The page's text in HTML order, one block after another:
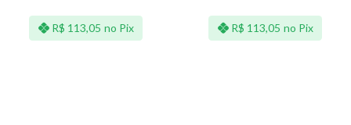
R$ 113,05 no Pix R$ 113,05 no Pix